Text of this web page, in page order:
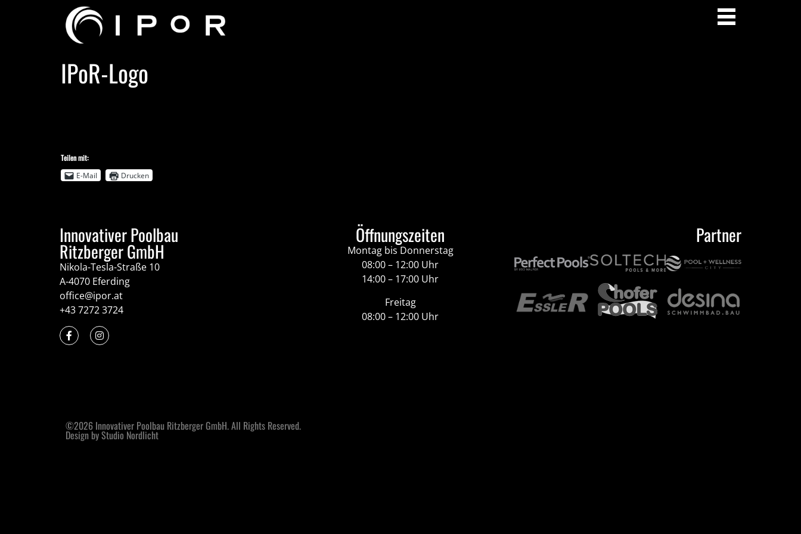
IPoR-Logo
Teilen mit:
E-Mail
Drucken
Innovativer Poolbau
Ritzberger GmbH
Nikola-Tesla-Straße 10
A-4070 Eferding
office@ipor.at
+43 7272 3724
Öffnungszeiten
Montag bis Donnerstag
08:00 – 12:00 Uhr
14:00 – 17:00 Uhr
Freitag
08:00 – 12:00 Uhr
Partner
©2026 Innovativer Poolbau Ritzberger GmbH. All Rights Reserved.
Design by Studio Nordlicht